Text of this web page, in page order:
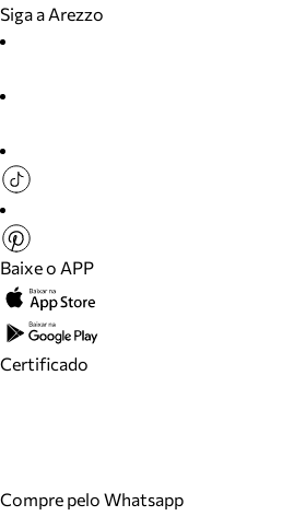
Siga a Arezzo
Baixe o APP
Certificado
Compre pelo Whatsapp